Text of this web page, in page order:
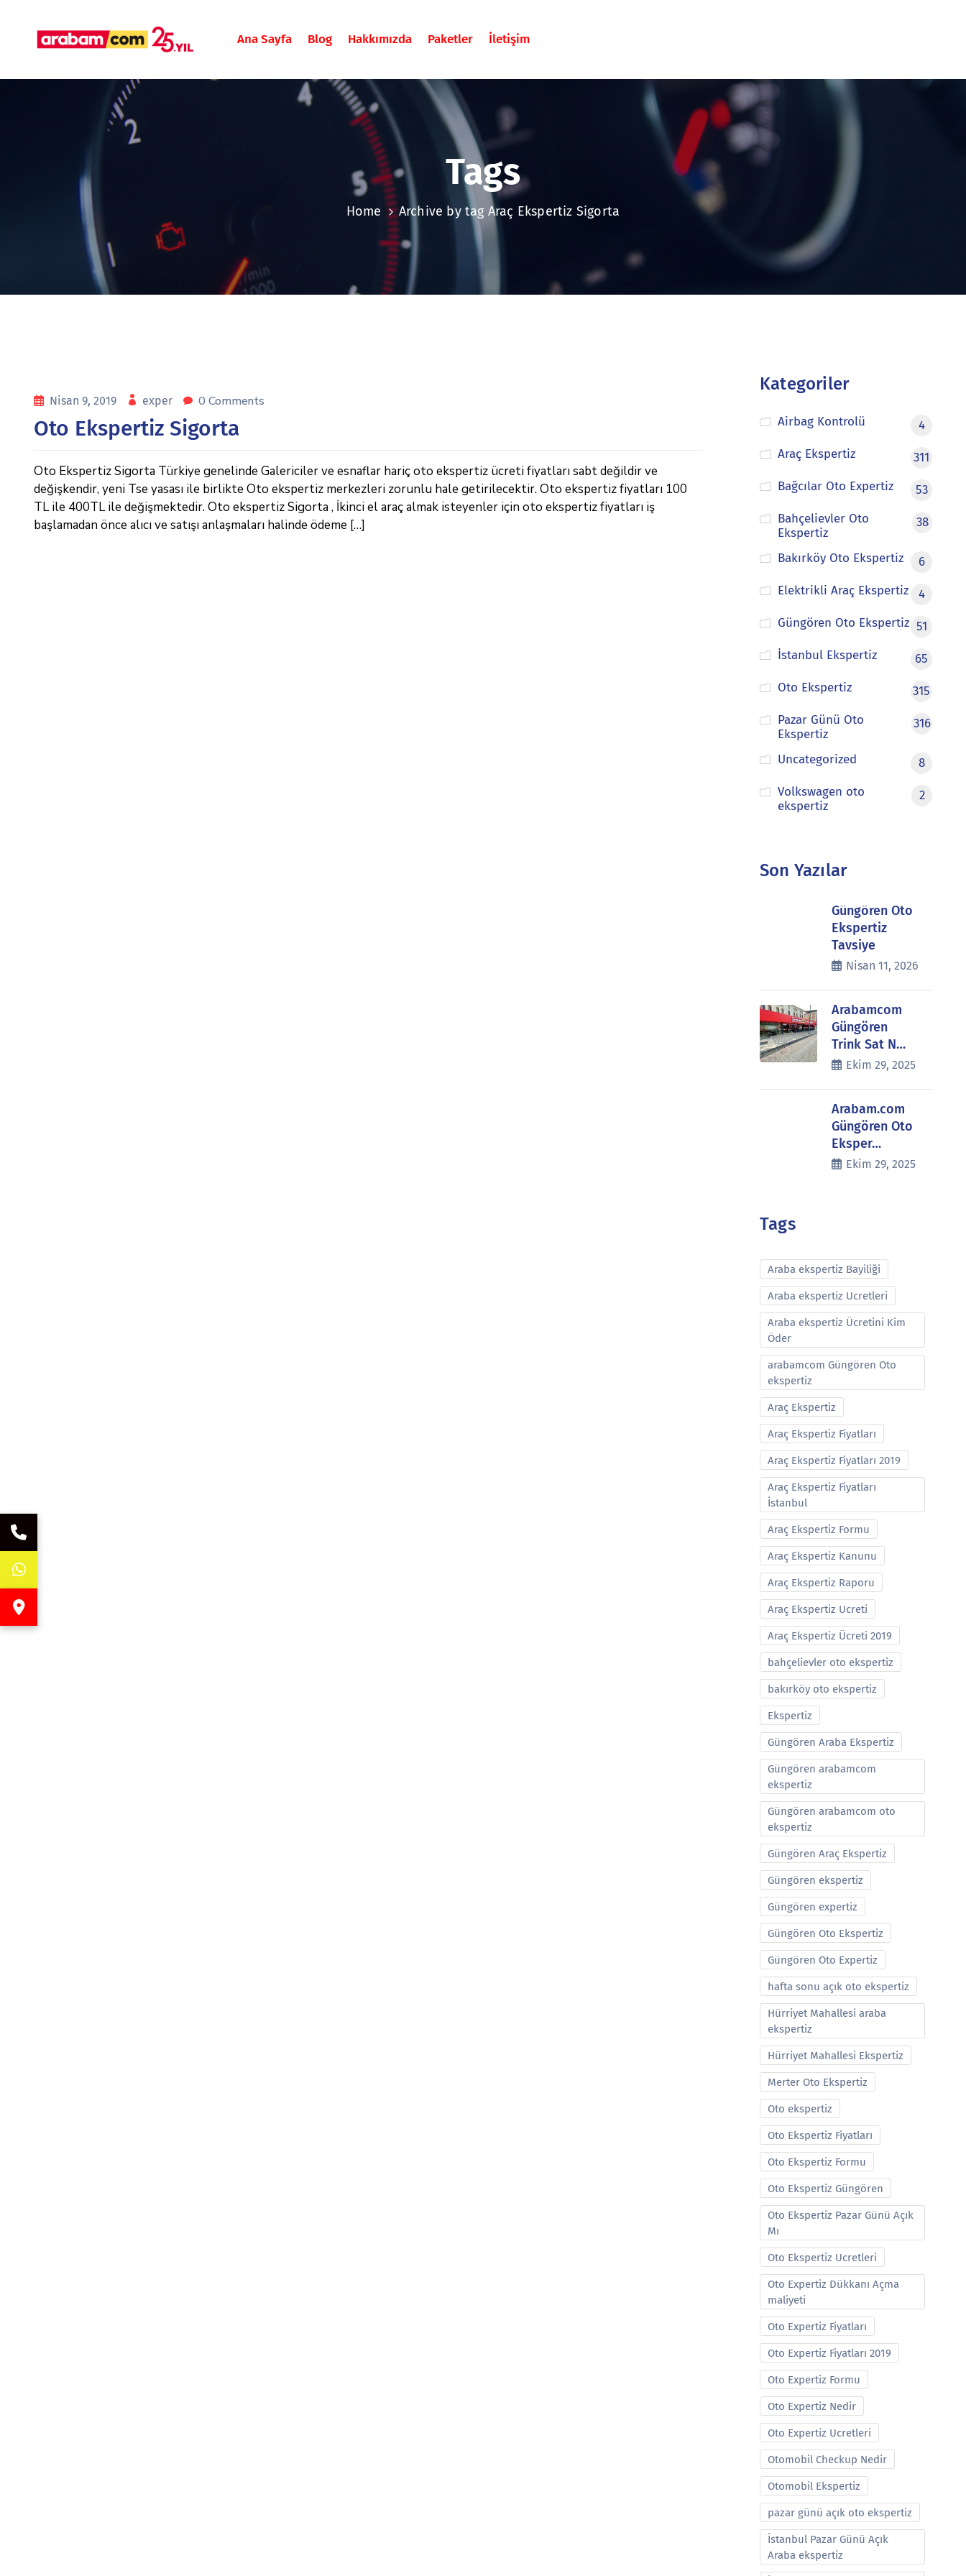
Ana Sayfa Blog Hakkımızda Paketler İletişim
Tags
Home Archive by tag Araç Ekspertiz Sigorta
Nisan 9, 2019 exper 0 Comments
Oto Ekspertiz Sigorta
Oto Ekspertiz Sigorta Türkiye genelinde Galericiler ve esnaflar hariç oto ekspertiz ücreti fiyatları sabt değildir ve
değişkendir, yeni Tse yasası ile birlikte Oto ekspertiz merkezleri zorunlu hale getirilecektir. Oto ekspertiz fiyatları 100
TL ile 400TL ile değişmektedir. Oto ekspertiz Sigorta , İkinci el araç almak isteyenler için oto ekspertiz fiyatları iş
başlamadan önce alıcı ve satışı anlaşmaları halinde ödeme […]
Kategoriler
Airbag Kontrolü
4
Araç Ekspertiz
311
Bağcılar Oto Expertiz
53
Bahçelievler Oto
Ekspertiz
38
Bakırköy Oto Ekspertiz
6
Elektrikli Araç Ekspertiz
4
Güngören Oto Ekspertiz 51
İstanbul Ekspertiz
65
Oto Ekspertiz
315
Pazar Günü Oto
Ekspertiz
316
Uncategorized
8
Volkswagen oto
ekspertiz
2
Son Yazılar
Güngören Oto
Ekspertiz
Tavsiye
Nisan 11, 2026
Arabamcom
Güngören
Trink Sat N…
Ekim 29, 2025
Arabam.com
Güngören Oto
Eksper…
Ekim 29, 2025
Tags
Araba ekspertiz Bayiliği
Araba ekspertiz Ucretleri
Araba ekspertiz Ücretini Kim
Öder
arabamcom Güngören Oto
ekspertiz
Araç Ekspertiz
Araç Ekspertiz Fiyatları
Araç Ekspertiz Fiyatları 2019
Araç Ekspertiz Fiyatları
İstanbul
Araç Ekspertiz Formu
Araç Ekspertiz Kanunu
Araç Ekspertiz Raporu
Araç Ekspertiz Ucreti
Araç Ekspertiz Ücreti 2019
bahçelievler oto ekspertiz
bakırköy oto ekspertiz
Ekspertiz
Güngören Araba Ekspertiz
Güngören arabamcom
ekspertiz
Güngören arabamcom oto
ekspertiz
Güngören Araç Ekspertiz
Güngören ekspertiz
Güngören expertiz
Güngören Oto Ekspertiz
Güngören Oto Expertiz
hafta sonu açık oto ekspertiz
Hürriyet Mahallesi araba
ekspertiz
Hürriyet Mahallesi Ekspertiz
Merter Oto Ekspertiz
Oto ekspertiz
Oto Ekspertiz Fiyatları
Oto Ekspertiz Formu
Oto Ekspertiz Güngören
Oto Ekspertiz Pazar Günü Açık
Mı
Oto Ekspertiz Ucretleri
Oto Expertiz Dükkanı Açma
maliyeti
Oto Expertiz Fiyatları
Oto Expertiz Fiyatları 2019
Oto Expertiz Formu
Oto Expertiz Nedir
Oto Expertiz Ucretleri
Otomobil Checkup Nedir
Otomobil Ekspertiz
pazar günü açık oto ekspertiz
İstanbul Pazar Günü Açık
Araba ekspertiz